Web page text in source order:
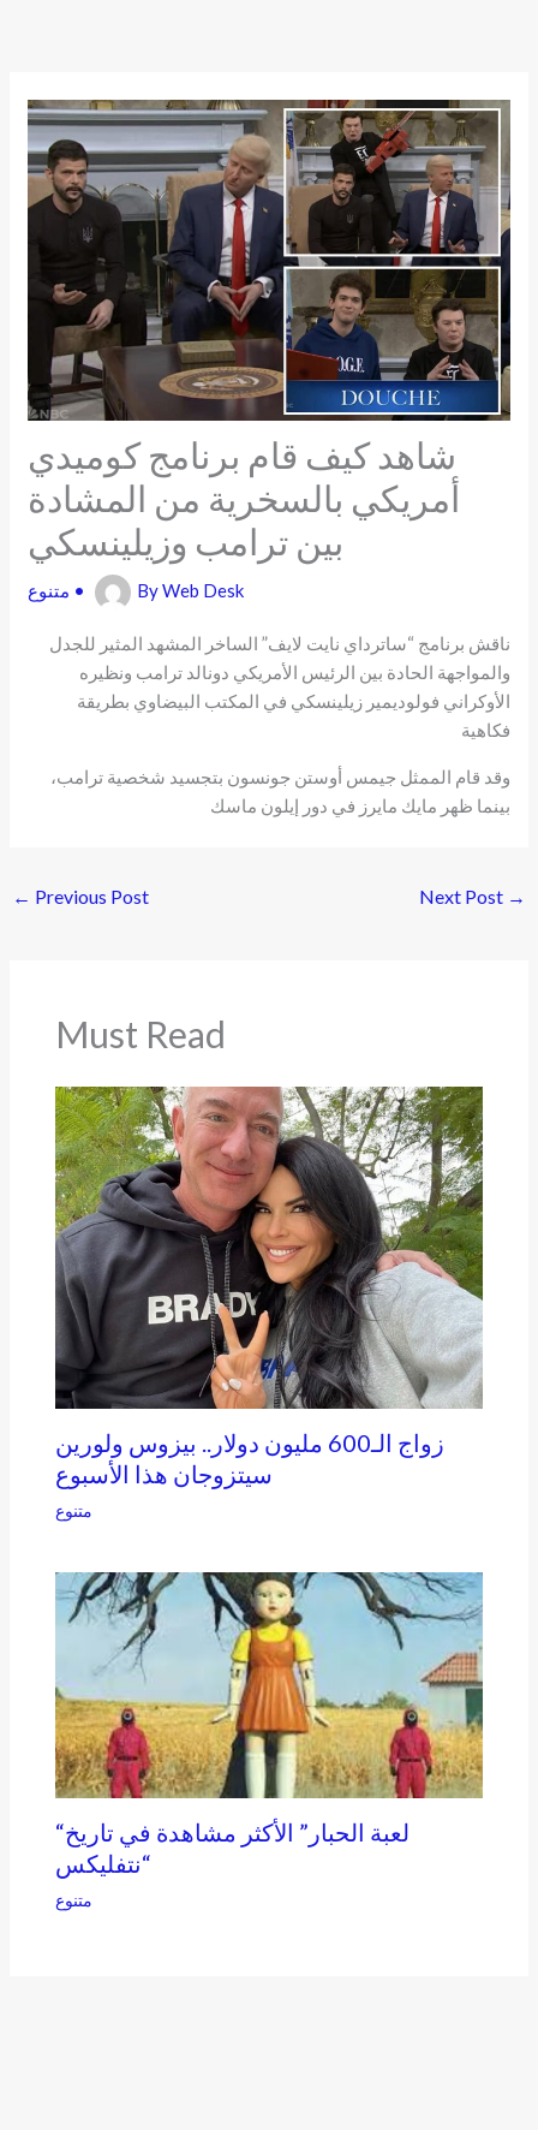
شاهد كيف قام برنامج كوميدي
أمريكي بالسخرية من المشادة
بين ترامب وزيلينسكي
متنوع • ByWeb Desk
ناقش برنامج “ساترداي نايت لايف” الساخر المشهد المثير للجدل
والمواجهة الحادة بين الرئيس الأمريكي دونالد ترامب ونظيره
الأوكراني فولوديمير زيلينسكي في المكتب البيضاوي بطريقة
فكاهية
وقد قام الممثل جيمس أوستن جونسون بتجسيد شخصية ترامب،
بينما ظهر مايك مايرز في دور إيلون ماسك
← Previous Post Next Post →
Must Read
زواج الـ600 مليون دولار.. بيزوس ولورين
سيتزوجان هذا الأسبوع
متنوع
“لعبة الحبار” الأكثر مشاهدة في تاريخ
“نتفليكس
متنوع